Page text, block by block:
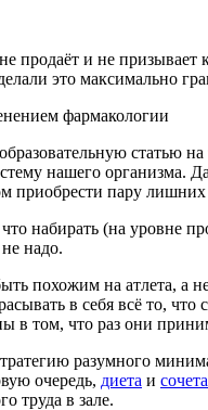
продаёт и не призывает
это максимально
статью
нашего организма.
приобрести пару
набирать (на уровне
надо.
похожим на атлета, а
в себя всё то,
в том, что раз они
разумного
очередь, диета и
труда в зале.